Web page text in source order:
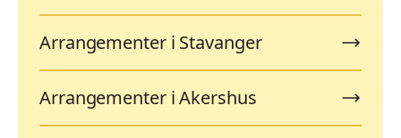
Arrangementer i Stavanger
Arrangementer i Akershus